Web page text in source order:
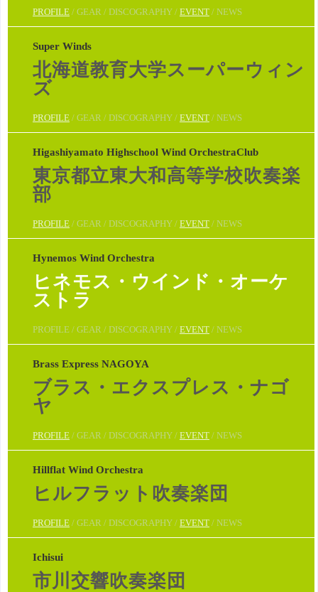
PROFILE / GEAR / DISCOGRAPHY / EVENT / NEWS
Super Winds
北海道教育大学スーパーウィン
ズ
PROFILE / GEAR / DISCOGRAPHY / EVENT / NEWS
Higashiyamato Highschool Wind OrchestraClub
東京都立東大和高等学校吹奏楽
部
PROFILE / GEAR / DISCOGRAPHY / EVENT / NEWS
Hynemos Wind Orchestra
ヒネモス・ウインド・オーケ
ストラ
PROFILE / GEAR / DISCOGRAPHY / EVENT / NEWS
Brass Express NAGOYA
ブラス・エクスプレス・ナゴ
ヤ
PROFILE / GEAR / DISCOGRAPHY / EVENT / NEWS
Hillflat Wind Orchestra
ヒルフラット吹奏楽団
PROFILE / GEAR / DISCOGRAPHY / EVENT / NEWS
Ichisui
市川交響吹奏楽団